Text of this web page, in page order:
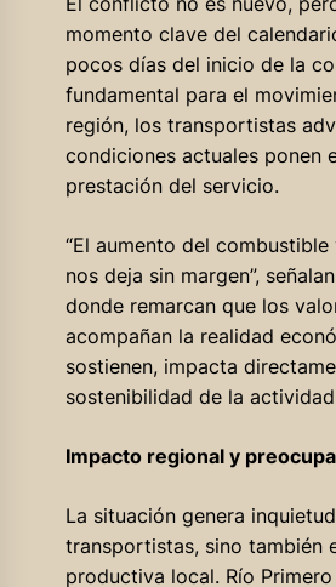
momento clave del
pocos días del inicio de la
fundamental para el
región, los transportistas
condiciones actuales ponen
prestación del servicio.
“El aumento del
nos deja sin margen”,
donde remarcan que los
acompañan la realidad
sostienen, impacta
sostenibilidad de la
Impacto regional y
La situación genera
transportistas, sino también
productiva local. Río